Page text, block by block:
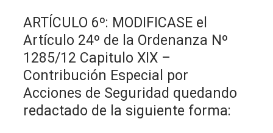
ARTÍCULO 6º: MODIFICASE el
Artículo 24º de la Ordenanza Nº
1285/12 Capitulo XIX –
Contribución Especial por
Acciones de Seguridad quedando
redactado de la siguiente forma: